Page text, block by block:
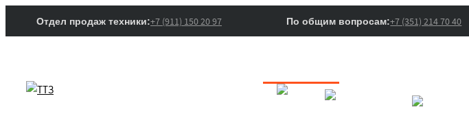
Отдел продаж техники:+7 (911) 150 20 97 По общим вопросам:+7 (351) 214 70 40